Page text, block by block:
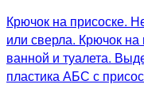
Крючок на присоске.
или сверла. Крючок на
ванной и туалета.
пластика АБС с